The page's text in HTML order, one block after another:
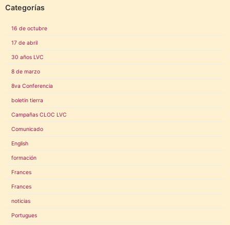
Categorías
16 de octubre
17 de abril
30 años LVC
8 de marzo
8va Conferencia
boletin tierra
Campañas CLOC LVC
Comunicado
English
formación
Frances
Frances
noticias
Portugues